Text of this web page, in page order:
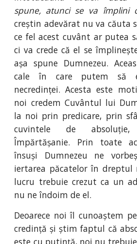
spune, atunci se va împlini
creștin adevărat nu va căuta
ce fel acest cuvânt ar putea
ci va crede că el se
așa spune Dumnezeu.
cale în care putem să
necredinței. Acesta este
noi credem Cuvântul lui
la noi prin predicare, prin
cuvintele de
Împărtășanie. Prin toate
însuși Dumnezeu ne
iertarea păcatelor în dreptul
lucru trebuie crezut ca un
nu ne îndoim de el.
Deoarece noi îl cunoaștem
credință și știm faptul că
este cu putință, noi nu